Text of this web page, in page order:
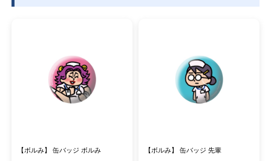
【ボルみ】 缶バッジ ボルみ 【ボルみ】 缶バッジ 先輩